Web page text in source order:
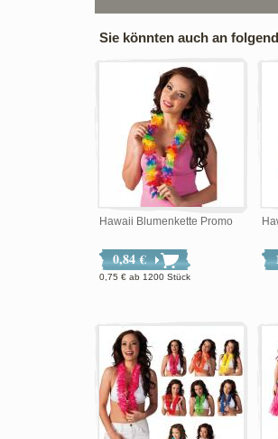
Sie könnten auch an
Hawaii Blumenkette Promo
0,84 €
0,75 € ab 1200 Stück